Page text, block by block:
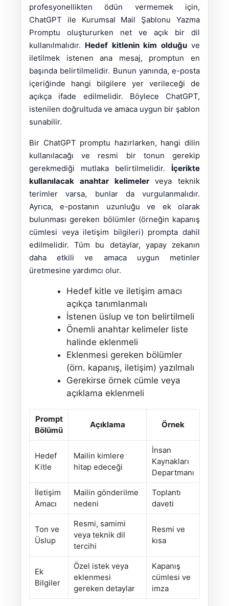
profesyonellikten ödün vermemek için,
ChatGPT ile Kurumsal Mail Şablonu Yazma
Promptu oluştururken net ve açık bir dil
kullanılmalıdır. Hedef kitlenin kim olduğuve
iletilmek istenen ana mesaj, promptun en
başında belirtilmelidir. Bunun yanında, e-posta
içeriğinde hangi bilgilere yer verileceği de
açıkça ifade edilmelidir. Böylece ChatGPT,
istenilen doğrultuda ve amaca uygun bir şablon
sunabilir.
Bir ChatGPT promptu hazırlarken, hangi dilin
kullanılacağı ve resmi bir tonun gerekip
gerekmediği mutlaka belirtilmelidir. İçerikte
kullanılacak anahtar kelimelerveya teknik
terimler varsa, bunlar da vurgulanmalıdır.
Ayrıca, e-postanın uzunluğu ve ek olarak
bulunması gereken bölümler (örneğin kapanış
cümlesi veya iletişim bilgileri) prompta dahil
edilmelidir. Tüm bu detaylar, yapay zekanın
daha etkili ve amaca uygun metinler
üretmesine yardımcı olur.
Hedef kitle ve iletişim amacı
açıkça tanımlanmalı
İstenen üslup ve ton belirtilmeli
Önemli anahtar kelimeler liste
halinde eklenmeli
Eklenmesi gereken bölümler
(örn. kapanış, iletişim) yazılmalı
Gerekirse örnek cümle veya
açıklama eklenmeli
Prompt
Bölümü
Açıklama Örnek
Hedef
Kitle
Mailin kimlere
hitap edeceği
İnsan
Kaynakları
Departmanı
İletişim
Amacı
Mailin gönderilme
nedeni
Toplantı
daveti
Ton ve
Üslup
Resmi, samimi
veya teknik dil
tercihi
Resmi ve
kısa
Ek
Bilgiler
Özel istek veya
eklenmesi
gereken detaylar
Kapanış
cümlesi ve
imza